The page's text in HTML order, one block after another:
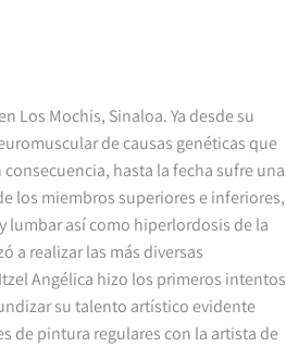
Los Mochis, Sinaloa. Ya desde su
de causas genéticas que
hasta la fecha sufre una
los miembros superiores e inferiores,
lumbar así como hiperlordosis de la
a realizar las más diversas
Angélica hizo los primeros intentos
su talento artístico evidente
de pintura regulares con la artista de